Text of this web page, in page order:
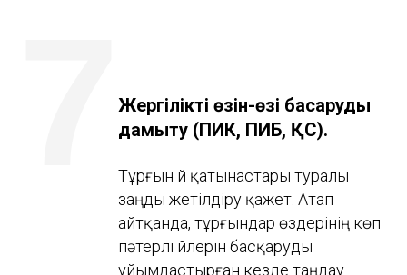
Жергілікті өзін-өзі басқаруды
дамыту (ПИК, ПИБ, ҚС).
Тұрғын үй қатынастары туралы
заңды жетілдіру қажет. Атап
айтқанда, тұрғындар өздерінің көп
пәтерлі үйлерін басқаруды
ұйымдастырған кезде таңдау
7